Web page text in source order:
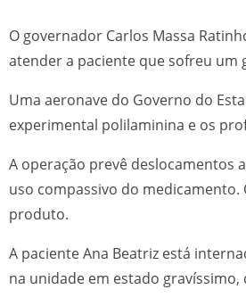
O governador Carlos Massa
atender a paciente que sofreu um
Uma aeronave do Governo do
experimental polilaminina e os
A operação prevê deslocamentos
uso compassivo do
produto.
A paciente Ana Beatriz está
na unidade em estado